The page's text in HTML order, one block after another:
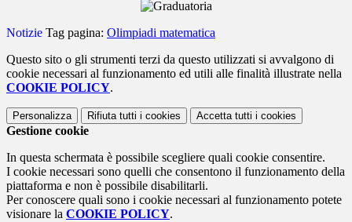
Notizie Tag pagina: Olimpiadi matematica
Questo sito o gli strumenti terzi da questo utilizzati si avvalgono di
cookie necessari al funzionamento ed utili alle finalità illustrate nella
COOKIE POLICY.
Personalizza Rifiuta tutti i cookies Accetta tutti i cookies
Gestione cookie
In questa schermata è possibile scegliere quali cookie consentire.
I cookie necessari sono quelli che consentono il funzionamento della
piattaforma e non è possibile disabilitarli.
Per conoscere quali sono i cookie necessari al funzionamento potete
visionare la COOKIE POLICY.